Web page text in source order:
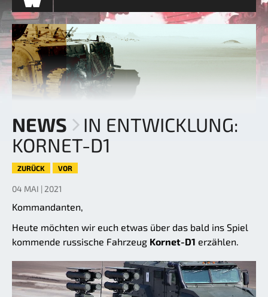
NEWS
IN ENTWICKLUNG:
KORNET-D1
ZURÜCK VOR
04 MAI | 2021
Kommandanten,
Heute möchten wir euch etwas über das bald ins Spiel
kommende russische Fahrzeug Kornet-D1 erzählen.